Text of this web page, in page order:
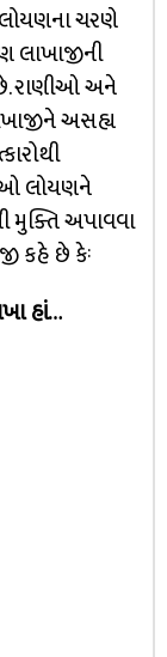
લોયણના ચરણે
લાખાજીની
છે. રાણીઓ અને
અસહ્ય
લોયણને
મુક્તિ અપાવવા
કહે છે કેઃ
હાં…